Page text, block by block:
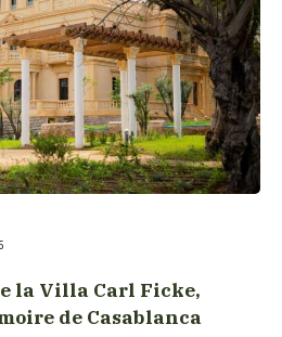
la Villa Carl Ficke,
de Casablanca